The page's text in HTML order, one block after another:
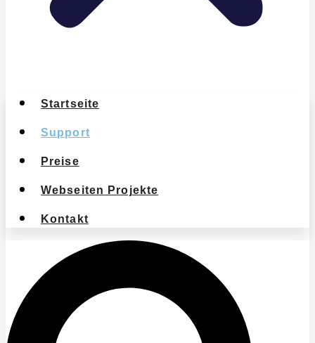
Startseite
Support
Preise
Webseiten Projekte
Kontakt